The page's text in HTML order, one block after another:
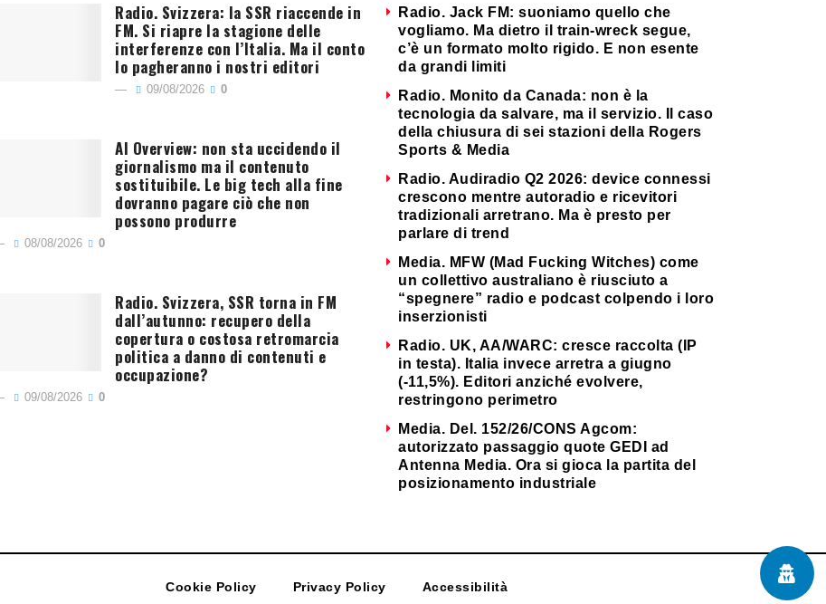
Radio. Svizzera: la SSR riaccende in
FM. Si riapre la stagione delle
interferenze con l’Italia. Ma il conto
lo pagheranno i nostri editori
09/08/2026 0
AI Overview: non sta uccidendo il
giornalismo ma il contenuto
sostituibile. Le big tech alla fine
dovranno pagare ciò che non
possono produrre
08/08/2026 0
Radio. Svizzera, SSR torna in FM
dall’autunno: recupero della
copertura o costosa retromarcia
politica a danno di contenuti e
occupazione?
09/08/2026 0
Radio. Jack FM: suoniamo quello che
vogliamo. Ma dietro il train-wreck segue,
c’è un formato molto rigido. E non esente
da grandi limiti
Radio. Monito da Canada: non è la
tecnologia da salvare, ma il servizio. Il caso
della chiusura di sei stazioni della Rogers
Sports & Media
Radio. Audiradio Q2 2026: device connessi
crescono mentre autoradio e ricevitori
tradizionali arretrano. Ma è presto per
parlare di trend
Media. MFW (Mad Fucking Witches) come
un collettivo australiano è riusciuto a
“spegnere” radio e podcast colpendo i loro
inserzionisti
Radio. UK, AA/WARC: cresce raccolta (IP
in testa). Italia invece arretra a giugno
(-11,5%). Editori anziché evolvere,
restringono perimetro
Media. Del. 152/26/CONS Agcom:
autorizzato passaggio quote GEDI ad
Antenna Media. Ora si gioca la partita del
posizionamento industriale
Cookie Policy Privacy Policy Accessibilità